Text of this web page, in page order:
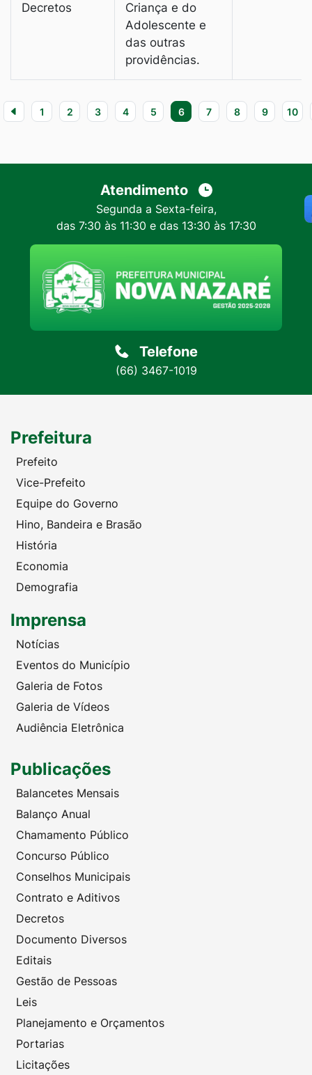
Decretos
Criança e do
Adolescente e
das outras
providências.
1 2 3 4 5 6 7 8 9 10
Atendimento
Segunda a Sexta-feira,
das 7:30 às 11:30 e das 13:30 às 17:30
Telefone
(66) 3467-1019
Prefeitura
Prefeito
Vice-Prefeito
Equipe do Governo
Hino, Bandeira e Brasão
História
Economia
Demografia
Imprensa
Notícias
Eventos do Município
Galeria de Fotos
Galeria de Vídeos
Audiência Eletrônica
Publicações
Balancetes Mensais
Balanço Anual
Chamamento Público
Concurso Público
Conselhos Municipais
Contrato e Aditivos
Decretos
Documento Diversos
Editais
Gestão de Pessoas
Leis
Planejamento e Orçamentos
Portarias
Licitações